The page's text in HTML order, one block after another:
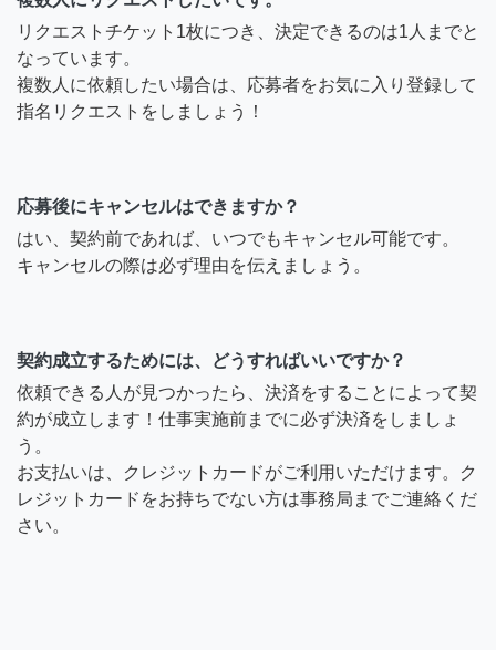
リクエストチケット1枚につき、決定できるのは1人までと
なっています。
複数人に依頼したい場合は、応募者をお気に入り登録して
指名リクエストをしましょう！
応募後にキャンセルはできますか？
はい、契約前であれば、いつでもキャンセル可能です。
キャンセルの際は必ず理由を伝えましょう。
契約成立するためには、どうすればいいですか？
依頼できる人が見つかったら、決済をすることによって契
約が成立します！仕事実施前までに必ず決済をしましょ
う。
お支払いは、クレジットカードがご利用いただけます。ク
レジットカードをお持ちでない方は事務局までご連絡くだ
さい。